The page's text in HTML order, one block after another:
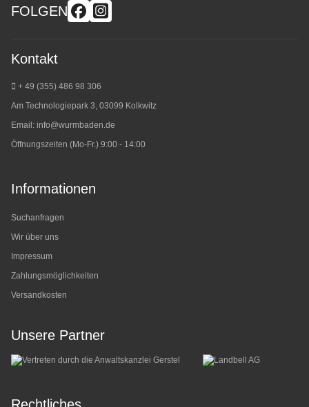
FOLGEN
Kontakt
+ 49 (355) 486 98 306
Am Technologiepark 3, 03099 Kolkwitz
Email: info@wurmbaden.de
Öffnungszeiten (Mo-Fr.) 9:00 - 14:00
Informationen
Suchanfragen
Wir über uns
Impressum
Zahlungsmöglichkeiten
Versandkosten
Unsere Partner